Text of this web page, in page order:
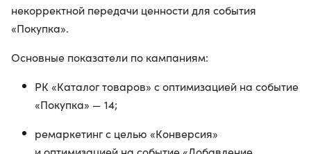
некорректной передачи ценности для события
«Покупка».
Основные показатели по кампаниям:
РК «Каталог товаров» с оптимизацией на событие
«Покупка» — 14;
ремаркетинг с целью «Конверсия»